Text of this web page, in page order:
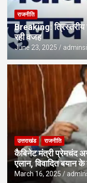
राजनीति
Breaking: त्रिस्तरीय
रही वजह
June 23, 2025
उत्तराखंड राजनीति
कैबिनेट मंत्री प्रेमचंद
एलान, विवादित बयान
March 16, 2025